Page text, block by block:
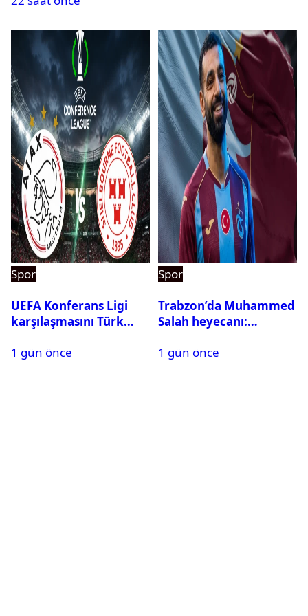
Spor
UEFA Konferans Ligi
karşılaşmasını Türk
1 gün önce
Spor
Trabzon’da Muhammed
Salah heyecanı:
tükeniyor
1 gün önce